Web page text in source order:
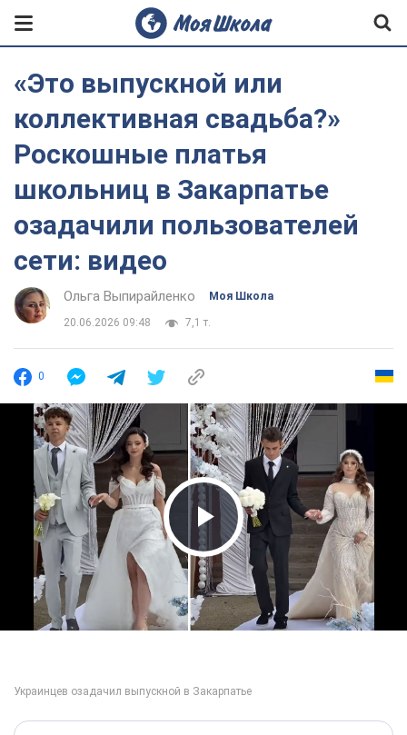
«Это выпускной или
коллективная свадьба?»
Роскошные платья
школьниц в Закарпатье
озадачили пользователей
сети: видео
Ольга Выпирайленко Моя Школа
20.06.2026 09:48 7,1 т.
0
Play Video